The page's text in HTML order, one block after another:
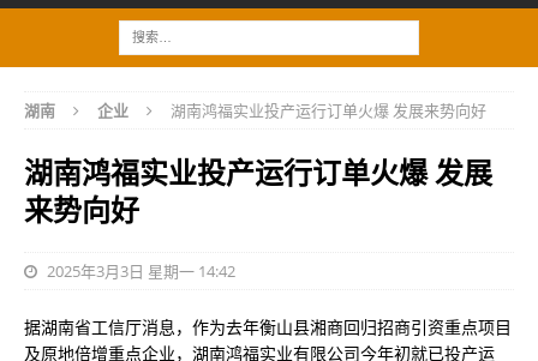
湖南 企业 湖南鸿福实业投产运行订单火爆 发展来势向好
湖南鸿福实业投产运行订单火爆 发展
来势向好
2025年3月3日 星期一 14:42
据湖南省工信厅消息，作为去年衡山县湘商回归招商引资重点项目
及原地倍增重点企业，湖南鸿福实业有限公司今年初就已投产运